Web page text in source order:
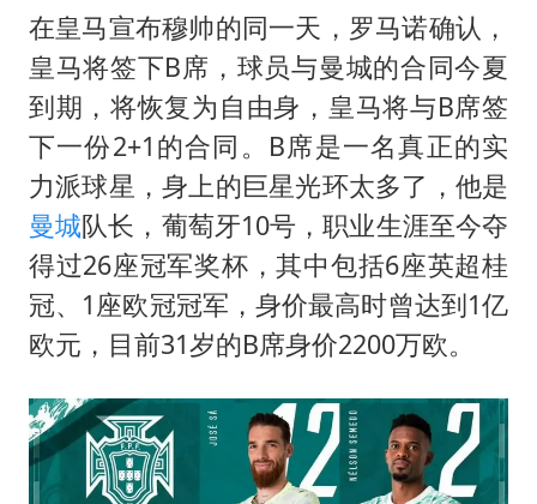
在皇马宣布穆帅的同一天，罗马诺确认，
皇马将签下B席，球员与曼城的合同今夏
到期，将恢复为自由身，皇马将与B席签
下一份2+1的合同。B席是一名真正的实
力派球星，身上的巨星光环太多了，他是
曼城队长，葡萄牙10号，职业生涯至今夺
得过26座冠军奖杯，其中包括6座英超桂
冠、1座欧冠冠军，身价最高时曾达到1亿
欧元，目前31岁的B席身价2200万欧。